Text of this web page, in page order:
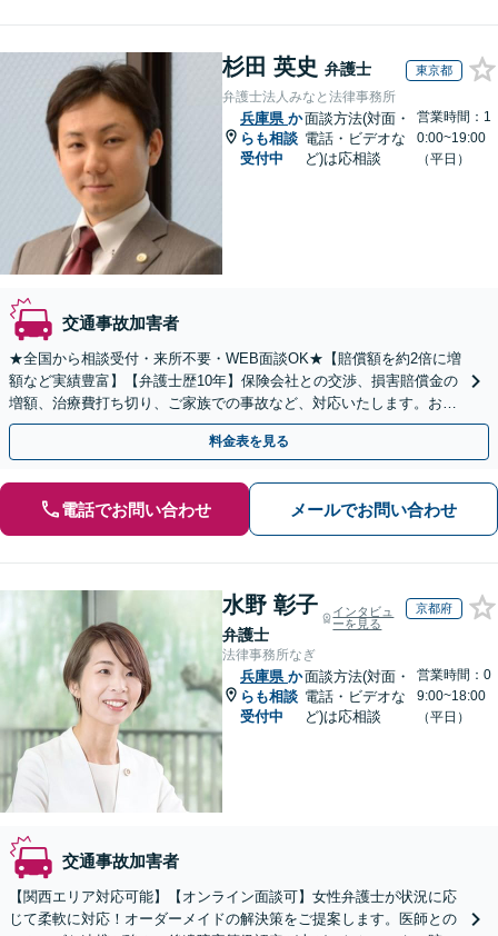
杉田 英史 弁護士 東京都
弁護士法人みなと法律事務所
兵庫県 か
らも相談
受付中
面談方法(対面・
電話・ビデオな
ど)は応相談
営業時間：1
0:00~19:00
（平日）
交通事故加害者
★全国から相談受付・来所不要・WEB面談OK★【賠償額を約2倍に増
額など実績豊富】【弁護士歴10年】保険会社との交渉、損害賠償金の
増額、治療費打ち切り、ご家族での事故など、対応いたします。お早
めにご相談ください【初回相談・着手金無料】
料金表を見る
電話でお問い合わせ メールでお問い合わせ
水野 彰子
弁護士
インタビュ
ーを見る
京都府
法律事務所なぎ
兵庫県 か
らも相談
受付中
面談方法(対面・
電話・ビデオな
ど)は応相談
営業時間：0
9:00~18:00
（平日）
交通事故加害者
【関西エリア対応可能】【オンライン面談可】女性弁護士が状況に応
じて柔軟に対応！オーダーメイドの解決策をご提案します。医師との